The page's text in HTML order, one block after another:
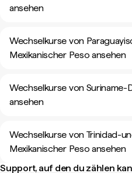
ansehen
Wechselkurse von
Mexikanischer Peso ansehen
Wechselkurse von Suriname-
ansehen
Wechselkurse von Trinidad-
Mexikanischer Peso ansehen
Support, auf den du zählen